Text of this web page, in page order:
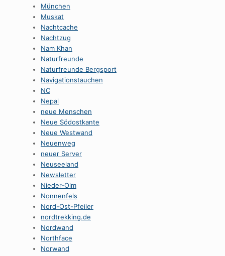
München
Muskat
Nachtcache
Nachtzug
Nam Khan
Naturfreunde
Naturfreunde Bergsport
Navigationstauchen
NC
Nepal
neue Menschen
Neue Södostkante
Neue Westwand
Neuenweg
neuer Server
Neuseeland
Newsletter
Nieder-Olm
Nonnenfels
Nord-Ost-Pfeiler
nordtrekking.de
Nordwand
Northface
Norwand